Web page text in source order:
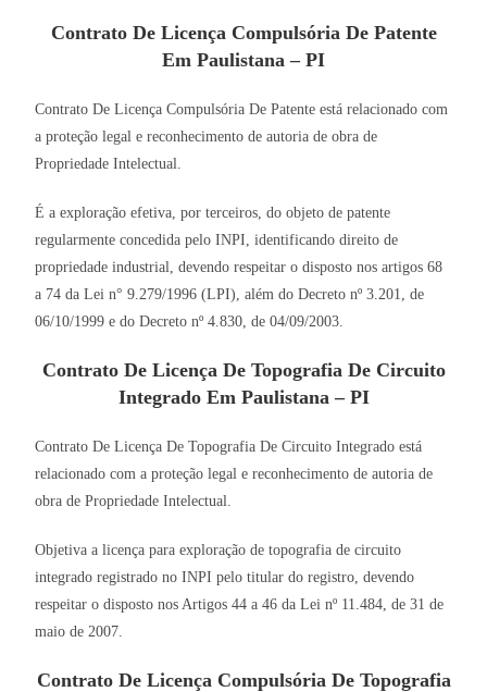
Contrato De Licença Compulsória De Patente
Em Paulistana – PI
Contrato De Licença Compulsória De Patente está relacionado com
a proteção legal e reconhecimento de autoria de obra de
Propriedade Intelectual.
É a exploração efetiva, por terceiros, do objeto de patente
regularmente concedida pelo INPI, identificando direito de
propriedade industrial, devendo respeitar o disposto nos artigos 68
a 74 da Lei n° 9.279/1996 (LPI), além do Decreto nº 3.201, de
06/10/1999 e do Decreto nº 4.830, de 04/09/2003.
Contrato De Licença De Topografia De Circuito
Integrado Em Paulistana – PI
Contrato De Licença De Topografia De Circuito Integrado está
relacionado com a proteção legal e reconhecimento de autoria de
obra de Propriedade Intelectual.
Objetiva a licença para exploração de topografia de circuito
integrado registrado no INPI pelo titular do registro, devendo
respeitar o disposto nos Artigos 44 a 46 da Lei nº 11.484, de 31 de
maio de 2007.
Contrato De Licença Compulsória De Topografia